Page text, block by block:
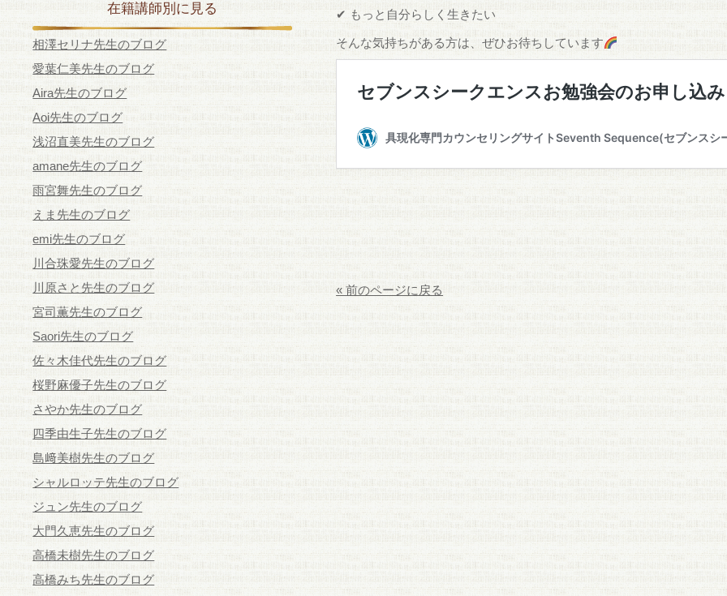
✔ もっと自分らしく生きたい
そんな気持ちがある方は、ぜひお待ちしています
« 前のページに戻る
在籍講師別に見る
相澤セリナ先生のブログ
愛葉仁美先生のブログ
Aira先生のブログ
Aoi先生のブログ
浅沼直美先生のブログ
amane先生のブログ
雨宮舞先生のブログ
えま先生のブログ
emi先生のブログ
川合珠愛先生のブログ
川原さと先生のブログ
宮司薫先生のブログ
Saori先生のブログ
佐々木佳代先生のブログ
桜野麻優子先生のブログ
さやか先生のブログ
四季由生子先生のブログ
島﨑美樹先生のブログ
シャルロッテ先生のブログ
ジュン先生のブログ
大門久恵先生のブログ
高橋未樹先生のブログ
高橋みち先生のブログ